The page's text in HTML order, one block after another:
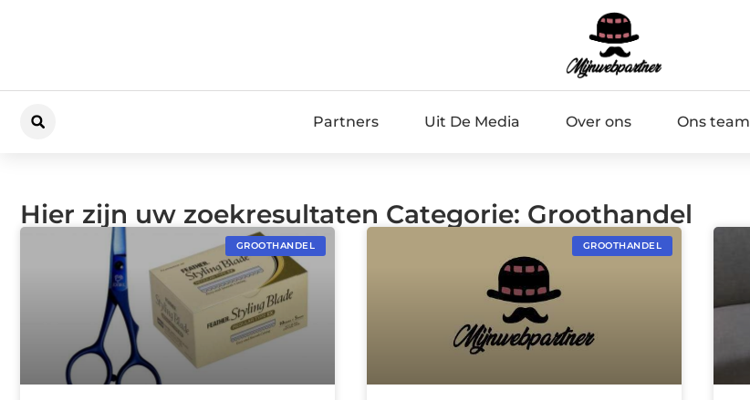
Partners Uit De Media Over ons Ons team
Hier zijn uw zoekresultaten Categorie: Groothandel
GROOTHANDEL GROOTHANDEL